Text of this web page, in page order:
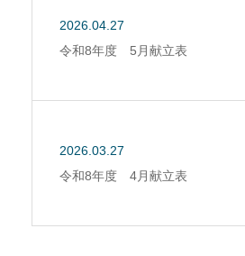
2026.04.27
令和8年度 5月献立表
2026.03.27
令和8年度 4月献立表